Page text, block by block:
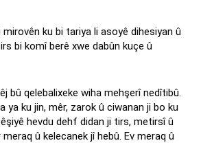
mirovên ku bi tariya li asoyê dihesiyan û
bi komî berê xwe dabûn kuçe û
bû qelebalixeke wiha mehşerî nedîtibû.
ya ku jin, mêr, zarok û ciwanan ji bo ku
hevdu dehf didan ji tirs, metirsî û
û kelecanek jî hebû. Ev meraq û